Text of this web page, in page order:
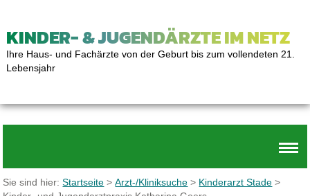
KINDER- & JUGENDÄRZTE IM NETZ
Ihre Haus- und Fachärzte von der Geburt bis zum vollendeten 21.
Lebensjahr
Sie sind hier:Startseite >Arzt-/Kliniksuche > Kinderarzt Stade >